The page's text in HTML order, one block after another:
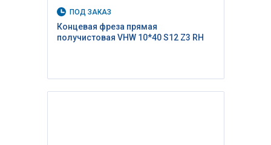
ПОД ЗАКАЗ
Концевая фреза прямая
получистовая VHW 10*40 S12 Z3 RH